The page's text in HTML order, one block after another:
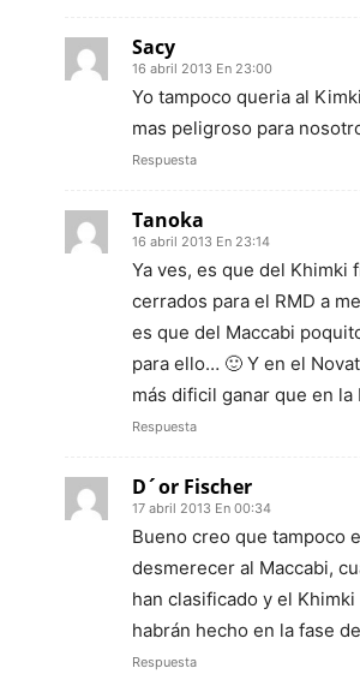
Sacy
16 abril 2013 En 23:00
Yo tampoco queria al
mas peligroso para
Respuesta
Tanoka
16 abril 2013 En 23:14
Ya ves, es que del Khimki
cerrados para el RMD a
es que del Maccabi
para ello… 🙂 Y en el
más dificil ganar que en
Respuesta
D´or Fischer
17 abril 2013 En 00:34
Bueno creo que tampoco
desmerecer al Maccabi,
han clasificado y el
habrán hecho en la fase
Respuesta